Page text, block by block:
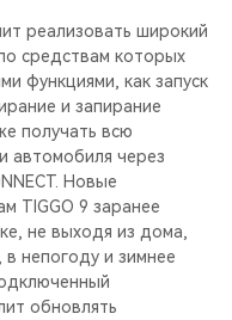
реализовать широкий
средствам которых
функциями, как запуск
и запирание
получать всю
автомобиля через
Новые
TIGGO 9 заранее
не выходя из дома,
непогоду и зимнее
обновлять